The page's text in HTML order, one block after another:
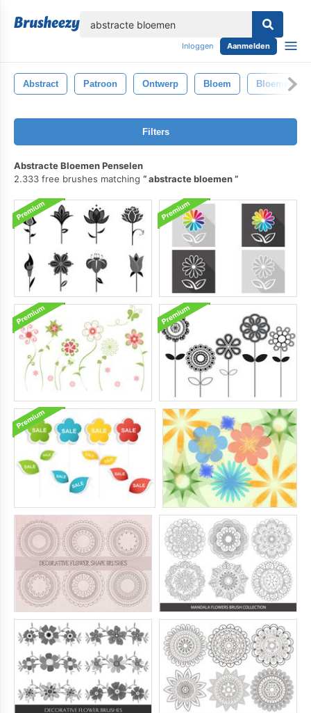
Inloggen Aanmelden
Abstract Patroon Ontwerp Bloem Bloemen
Filters
Abstracte Bloemen Penselen
2.333 free brushes matching
abstracte bloemen